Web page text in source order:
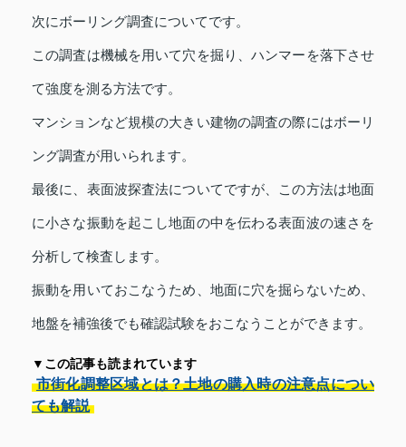
次にボーリング調査についてです。
この調査は機械を用いて穴を掘り、ハンマーを落下させ
て強度を測る方法です。
マンションなど規模の大きい建物の調査の際にはボーリ
ング調査が用いられます。
最後に、表面波探査法についてですが、この方法は地面
に小さな振動を起こし地面の中を伝わる表面波の速さを
分析して検査します。
振動を用いておこなうため、地面に穴を掘らないため、
地盤を補強後でも確認試験をおこなうことができます。
▼この記事も読まれています
市街化調整区域とは？土地の購入時の注意点につい
ても解説